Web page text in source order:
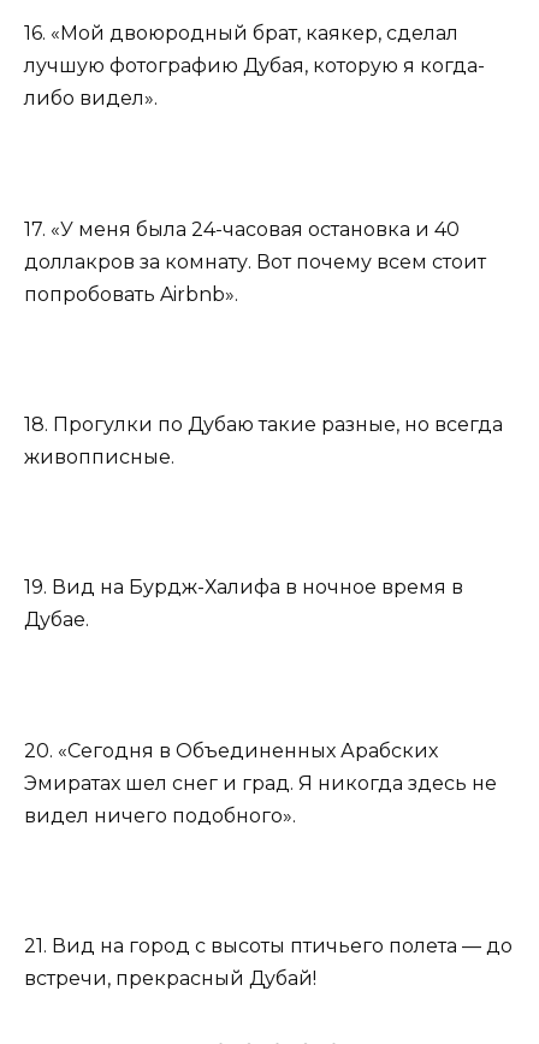
16. «Мой двоюродный брат, каякер, сделал
лучшую фотографию Дубая, которую я когда-
либо видел».
17. «У меня была 24-часовая остановка и 40
доллакров за комнату. Вот почему всем стоит
попробовать Airbnb».
18. Прогулки по Дубаю такие разные, но всегда
живопписные.
19. Вид на Бурдж-Халифа в ночное время в
Дубае.
20. «Сегодня в Объединенных Арабских
Эмиратах шел снег и град. Я никогда здесь не
видел ничего подобного».
21. Вид на город с высоты птичьего полета — до
встречи, прекрасный Дубай!